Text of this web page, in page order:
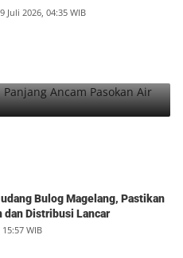
Juli 2026, 04:35 WIB
Ancam Pasokan Air
Bulog Magelang, Pastikan
dan Distribusi Lancar
WIB